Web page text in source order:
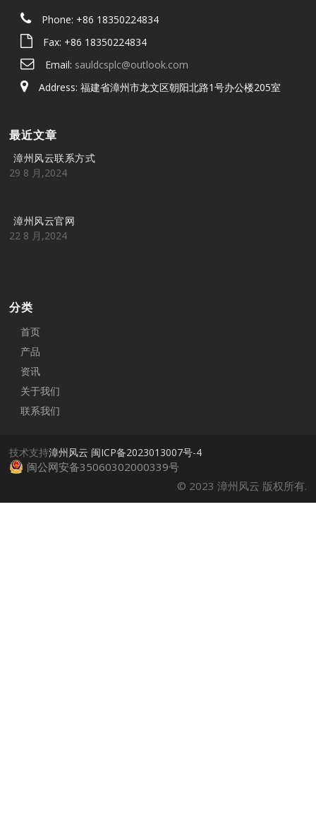
Phone: +86 18350224834
Fax: +86 18350224834
Email: sauldcsplc@outlook.com
Address: 福建省漳州市龙文区朝阳北路1号办公楼205室
最近文章
漳州风云联系方式
29 8 月,2024
漳州风云官网
22 8 月,2024
分类
首页
产品
资讯
关于我们
联系我们
技术支持漳州风云 闽ICP备2023013007号-4
闽公网安备35060302000339号
© 2023 漳州风云 版权所有.